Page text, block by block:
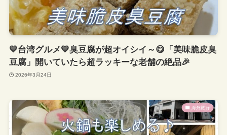
💙台湾グルメ💙臭豆腐が超オイシイ～😋「美味脆皮臭
豆腐」開いていたら超ラッキーな老舗の絶品🎉
2026年3月24日
海外旅行